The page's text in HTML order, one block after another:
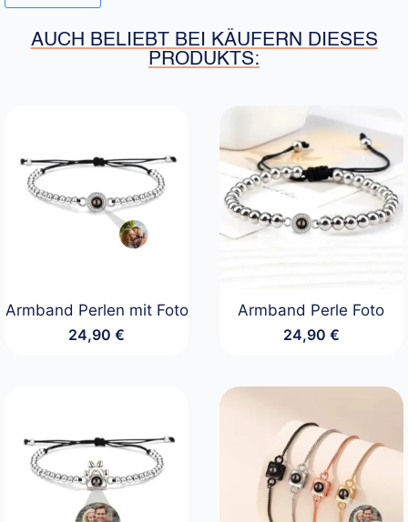
AUCH BELIEBT BEI KÄUFERN DIESES
PRODUKTS:
Armband Perlen mit Foto
24,90€
Armband Perle Foto
24,90 €